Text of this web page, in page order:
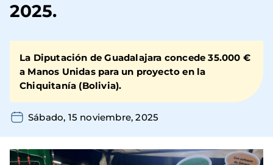
2025.
La Diputación de Guadalajara concede 35.000 €
a Manos Unidaspara un proyecto en la
Chiquitanía (Bolivia).
Sábado, 15 noviembre, 2025